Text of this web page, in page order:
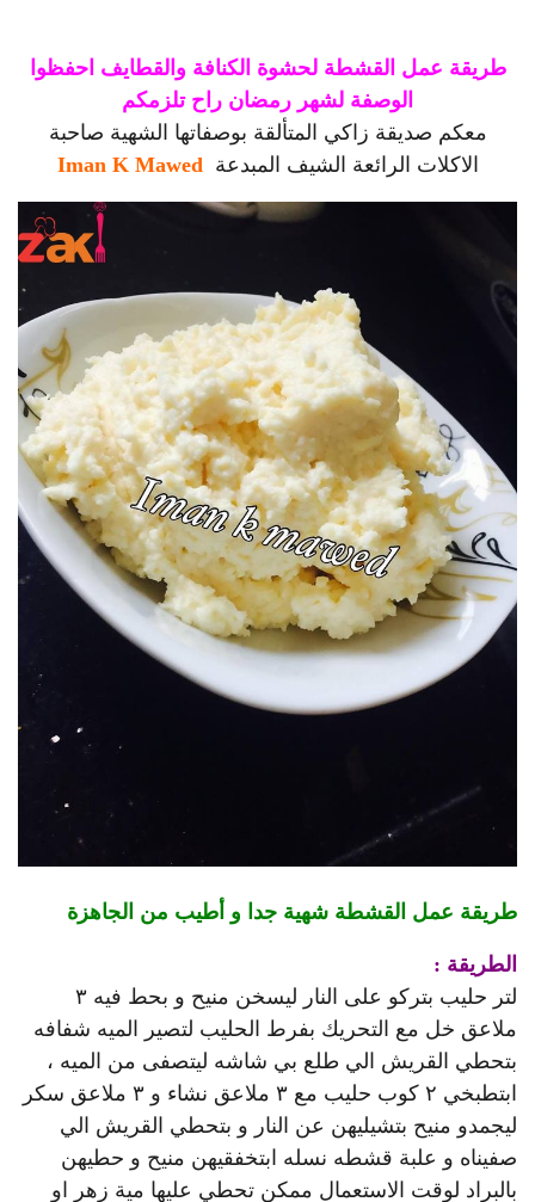
طريقة عمل القشطة لحشوة الكنافة والقطايف احفظوا
الوصفة لشهر رمضان راح تلزمكم
معكم صديقة زاكي المتألقة بوصفاتها الشهية صاحبة
الاكلات الرائعة الشيف المبدعة Iman K Mawed
طريقة عمل القشطة شهية جدا و أطيب من الجاهزة
الطريقة :
لتر حليب بتركو على النار ليسخن منيح و بحط فيه ٣
ملاعق خل مع التحريك بفرط الحليب لتصير الميه شفافه
بتحطي القريش الي طلع بي شاشه ليتصفى من الميه ،
ابتطبخي ٢ كوب حليب مع ٣ ملاعق نشاء و ٣ ملاعق سكر
ليجمدو منيح بتشيليهن عن النار و بتحطي القريش الي
صفيناه و علبة قشطه نسله ابتخفقيهن منيح و حطيهن
بالبراد لوقت الاستعمال ممكن تحطي عليها مية زهر او